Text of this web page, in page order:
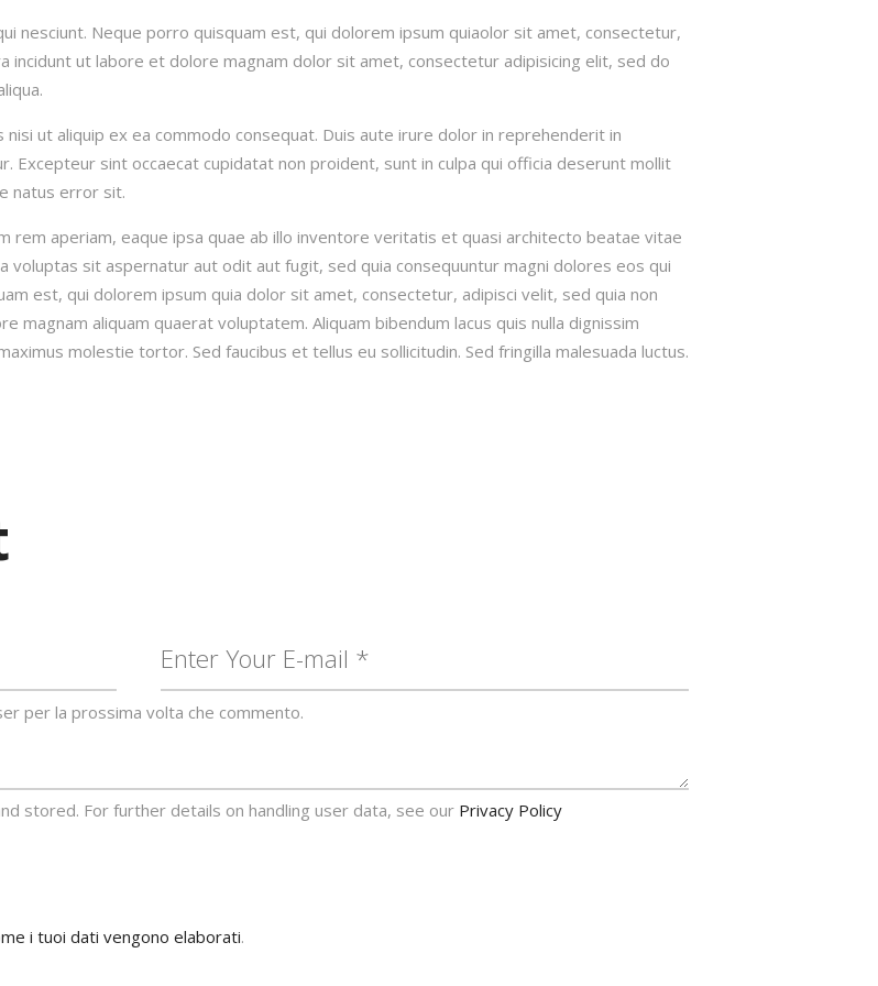
nesciunt. Neque porro quisquam est, qui dolorem ipsum quiaolor sit amet, consectetur,
incidunt ut labore et dolore magnam dolor sit amet, consectetur adipisicing elit, sed do
ut aliquip ex ea commodo consequat. Duis aute irure dolor in reprehenderit in
Excepteur sint occaecat cupidatat non proident, sunt in culpa qui officia deserunt mollit
natus error sit.
rem aperiam, eaque ipsa quae ab illo inventore veritatis et quasi architecto beatae vitae
voluptas sit aspernatur aut odit aut fugit, sed quia consequuntur magni dolores eos qui
est, qui dolorem ipsum quia dolor sit amet, consectetur, adipisci velit, sed quia non
magnam aliquam quaerat voluptatem. Aliquam bibendum lacus quis nulla dignissim
molestie tortor. Sed faucibus et tellus eu sollicitudin. Sed fringilla malesuada luctus.
per la prossima volta che commento.
stored. For further details on handling user data, see our Privacy Policy
i tuoi dati vengono elaborati.